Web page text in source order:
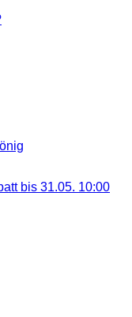
bis 31.05. 10:00